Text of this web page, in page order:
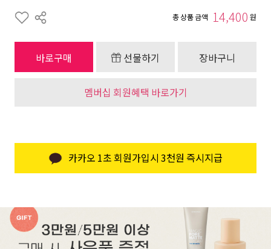
총 상품 금액 14,400 원
바로구매 선물하기 장바구니
멤버십 회원혜택 바로가기
카카오 1초 회원가입시 3천원 즉시지급